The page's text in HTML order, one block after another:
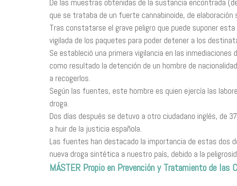
De las muestras obtenidas de la sustancia encontrada
que se trataba de un fuerte cannabinoide, de
Tras constatarse el grave peligro que puede suponer
vigilada de los paquetes para poder detener a los
Se estableció una primera vigilancia en las
como resultado la detención de un hombre de
a recogerlos.
Según las fuentes, este hombre es quien ejercía las
droga.
Dos días después se detuvo a otro ciudadano inglés, de
a huir de la justicia española.
Las fuentes han destacado la importancia de estas dos
nueva droga sintética a nuestro país, debido a la
MÁSTER Propio en Prevención y Tratamiento de las